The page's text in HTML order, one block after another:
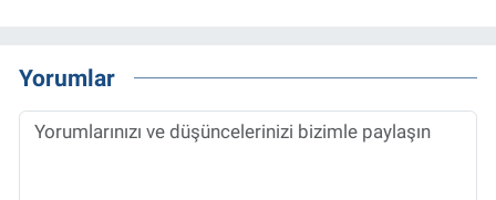
Yorumlar